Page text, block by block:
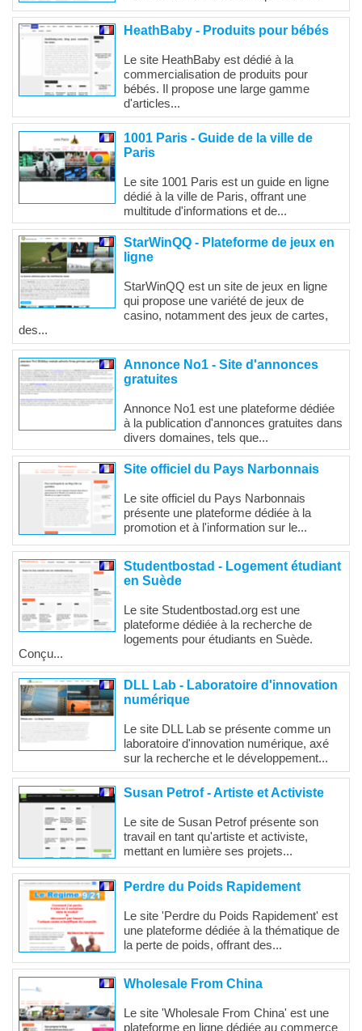
HeathBaby - Produits pour bébés
Le site HeathBaby est dédié à la
commercialisation de produits pour
bébés. Il propose une large gamme
d'articles...
1001 Paris - Guide de la ville de
Paris
Le site 1001 Paris est un guide en ligne
dédié à la ville de Paris, offrant une
multitude d'informations et de...
StarWinQQ - Plateforme de jeux en
ligne
StarWinQQ est un site de jeux en ligne
qui propose une variété de jeux de
casino, notamment des jeux de cartes,
des...
Annonce No1 - Site d'annonces
gratuites
Annonce No1 est une plateforme dédiée
à la publication d'annonces gratuites dans
divers domaines, tels que...
Site officiel du Pays Narbonnais
Le site officiel du Pays Narbonnais
présente une plateforme dédiée à la
promotion et à l'information sur le...
Studentbostad - Logement étudiant
en Suède
Le site Studentbostad.org est une
plateforme dédiée à la recherche de
logements pour étudiants en Suède.
Conçu...
DLL Lab - Laboratoire d'innovation
numérique
Le site DLL Lab se présente comme un
laboratoire d'innovation numérique, axé
sur la recherche et le développement...
Susan Petrof - Artiste et Activiste
Le site de Susan Petrof présente son
travail en tant qu'artiste et activiste,
mettant en lumière ses projets...
Perdre du Poids Rapidement
Le site 'Perdre du Poids Rapidement' est
une plateforme dédiée à la thématique de
la perte de poids, offrant des...
Wholesale From China
Le site 'Wholesale From China' est une
plateforme en ligne dédiée au commerce